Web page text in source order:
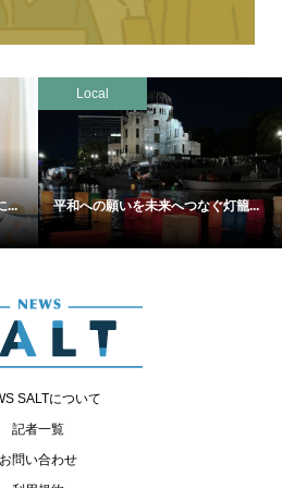
...
Local
平和への願いを未来へつなぐ灯籠...
SALTについて
記者一覧
お問い合わせ